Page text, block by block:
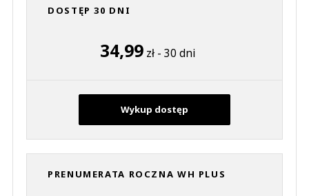
DOSTĘP 30 DNI
34,99 zł - 30 dni
Wykup dostęp
PRENUMERATA ROCZNA WH PLUS